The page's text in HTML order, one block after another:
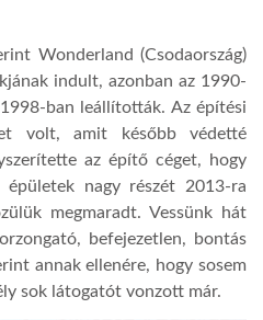
Wonderland (Csodaország)
indult, azonban az 1990-
ban leállították. Az építési
volt, amit később védetté
az építő céget, hogy
nagy részét 2013-ra
megmaradt. Vessünk hát
befejezetlen, bontás
annak ellenére, hogy sosem
sok látogatót vonzott már.